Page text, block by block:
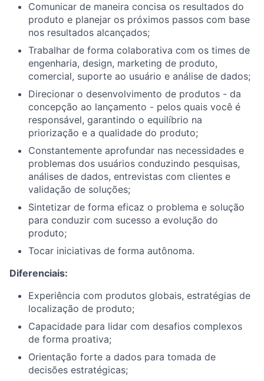
Comunicar de maneira concisa os resultados do
produto e planejar os próximos passos com base
nos resultados alcançados;
Trabalhar de forma colaborativa com os times de
engenharia, design, marketing de produto,
comercial, suporte ao usuário e análise de dados;
Direcionar o desenvolvimento de produtos - da
concepção ao lançamento - pelos quais você é
responsável, garantindo o equilíbrio na
priorização e a qualidade do produto;
Constantemente aprofundar nas necessidades e
problemas dos usuários conduzindo pesquisas,
análises de dados, entrevistas com clientes e
validação de soluções;
Sintetizar de forma eficaz o problema e solução
para conduzir com sucesso a evolução do
produto;
Tocar iniciativas de forma autônoma.
Diferenciais:
Experiência com produtos globais, estratégias de
localização de produto;
Capacidade para lidar com desafios complexos
de forma proativa;
Orientação forte a dados para tomada de
decisões estratégicas;